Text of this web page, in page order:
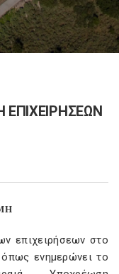
επιχειρήσεων στο
ενημερώνει το